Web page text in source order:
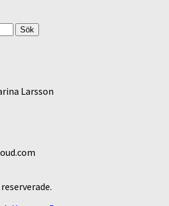
Larsson